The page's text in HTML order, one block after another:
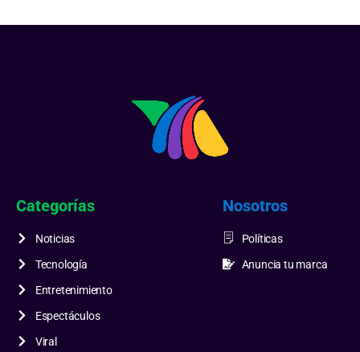
Categorías
Noticias
Tecnología
Entretenimiento
Espectáculos
Viral
Nosotros
Políticas
Anuncia tu marca